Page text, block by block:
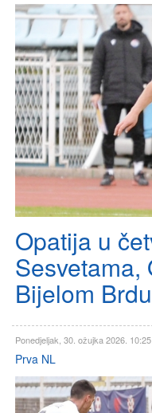
Opatija u
Sesvetama,
Bijelom Brdu
Ponedjeljak, 30. ožujka 2026. 10:25
Prva NL